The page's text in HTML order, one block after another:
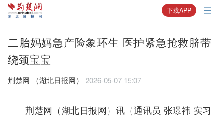
下载APP
二胎妈妈急产险象环生 医护紧急抢救脐带
绕颈宝宝
荆楚网 ​（湖北日报网） 2026-05-07 15:07
荆楚网（湖北日报网）讯（通讯员 张璟祎 实习